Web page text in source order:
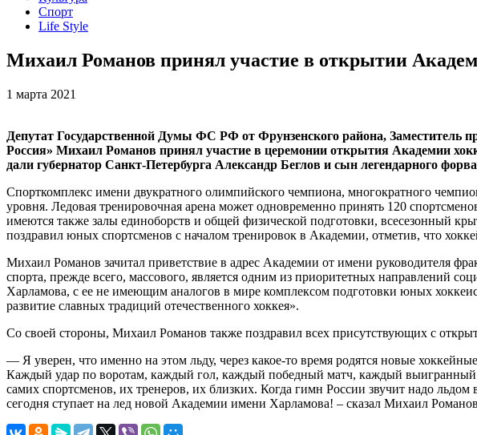
Спорт
Life Style
Михаил Романов принял участие в открытии
1 марта 2021
Депутат Государственной Думы ФС РФ от Фрунзенского района, Заместитель
Россия» Михаил Романов принял участие в церемонии открытия Академии
дали губернатор Санкт-Петербурга Александр Беглов и сын легендарного
Спорткомплекс имени двукратного олимпийского чемпиона, многократного
уровня. Ледовая тренировочная арена может одновременно принять 120
имеются также залы единоборств и общей физической подготовки, всесезонный
поздравил юных спортсменов с началом тренировок в Академии, отметив, что
Михаил Романов зачитал приветствие в адрес Академии от имени руководителя
спорта, прежде всего, массового, является одним из приоритетных направлений
Харламова, с ее не имеющим аналогов в мире комплексом подготовки юных
развитие славных традиций отечественного хоккея».
Со своей стороны, Михаил Романов также поздравил всех присутствующих с
— Я уверен, что именно на этом льду, через какое-то время родятся новые
Каждый удар по воротам, каждый гол, каждый победный матч, каждый выигранный
самих спортсменов, их тренеров, их близких. Когда гимн России звучит надо
сегодня ступает на лед новой Академии имени Харламова! – сказал Михаил